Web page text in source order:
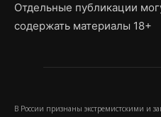
Отдельные публикации
содержать материалы 18+
В России признаны экстремистскими и